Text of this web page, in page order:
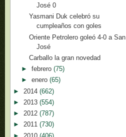
José 0
Yasmani Duk celebró su
cumpleaños con goles
Oriente Petrolero goleó 4-0 a San
José
Carballo la gran novedad
► febrero (75)
► enero (65)
► 2014 (662)
► 2013 (554)
► 2012 (787)
► 2011 (730)
► 2010 (406)